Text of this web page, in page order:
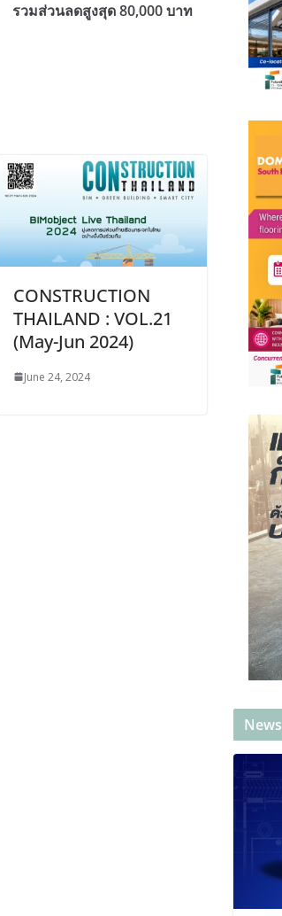
รวมส่วนลดสูงสุด 80,000 บาท
CONSTRUCTION
THAILAND : VOL.21
(May-Jun 2024)
June 24, 2024
News